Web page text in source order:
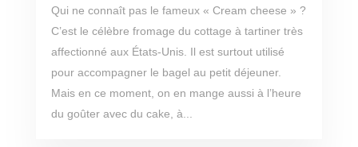
Qui ne connaît pas le fameux « Cream cheese » ?
C’est le célèbre fromage du cottage à tartiner très
affectionné aux États-Unis. Il est surtout utilisé
pour accompagner le bagel au petit déjeuner.
Mais en ce moment, on en mange aussi à l’heure
du goûter avec du cake, à...